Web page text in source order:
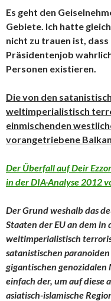
Es geht den
Gebiete. Ich hatte
nicht zu trauen ist,
Präsidentenjob
Personen existieren.
Die von den
weltimperialistisch
einmischenden
vorangetriebene
Der Überfall auf Deir
in der DIA-Analyse 2012
Der Grund weshalb das
Staaten der EU an dem in
weltimperialistisch
satanistischen
gigantischen genozidalen
einfach der, um auf diese
asiatisch-islamische